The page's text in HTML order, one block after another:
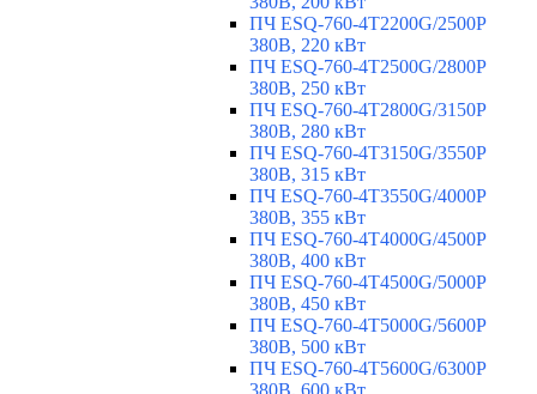
ПЧ ESQ-760-4T2200G/2500P
380В, 220 кВт
ПЧ ESQ-760-4T2500G/2800P
380В, 250 кВт
ПЧ ESQ-760-4T2800G/3150P
380В, 280 кВт
ПЧ ESQ-760-4T3150G/3550P
380В, 315 кВт
ПЧ ESQ-760-4T3550G/4000P
380В, 355 кВт
ПЧ ESQ-760-4T4000G/4500P
380В, 400 кВт
ПЧ ESQ-760-4T4500G/5000P
380В, 450 кВт
ПЧ ESQ-760-4T5000G/5600P
380В, 500 кВт
ПЧ ESQ-760-4T5600G/6300P